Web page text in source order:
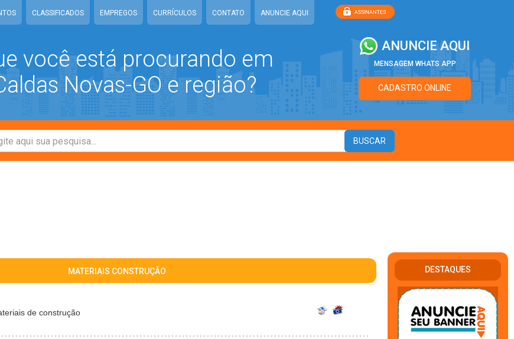
CLASSIFICADOS EMPREGOS CURRÍCULOS CONTATO ANUNCIE AQUI
você está procurando em
Novas-GO e região?
ANUNCIE AQUI
MENSAGEM WHATS APP
CADASTRO ONLINE
MATERIAIS CONSTRUÇÃO
de construção
DESTAQUES